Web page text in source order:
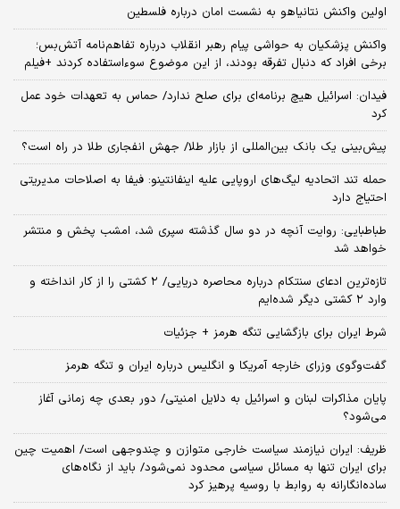
اولین واکنش نتانیاهو به نشست امان درباره فلسطین
واکنش پزشکیان به حواشی پیام رهبر انقلاب درباره تفاهم‌نامه آتش‌بس؛
برخی افراد که دنبال تفرقه بودند، از این موضوع سوءاستفاده کردند +فیلم
فیدان: اسرائیل هیچ برنامه‌ای برای صلح ندارد/ حماس به تعهدات خود عمل
کرد
پیش‌بینی یک بانک بین‌المللی از بازار طلا/ جهش انفجاری طلا در راه است؟
حمله تند اتحادیه لیگ‌های اروپایی علیه اینفانتینو: فیفا به اصلاحات مدیریتی
احتیاج دارد
طباطبایی: روایت آنچه در دو سال گذشته سپری شد، امشب پخش و منتشر
خواهد شد
تازه‌ترین ادعای سنتکام درباره محاصره دریایی/ ۲ کشتی را از کار انداخته و
وارد ۲ کشتی دیگر شده‌ایم
شرط ایران برای بازگشایی تنگه هرمز + جزئیات
گفت‌وگوی وزرای خارجه آمریکا و انگلیس درباره ایران و تنگه هرمز
پایان مذاکرات لبنان و اسرائیل به دلایل امنیتی/ دور بعدی چه زمانی آغاز
می‌شود؟
ظریف: ایران نیازمند سیاست خارجی متوازن و چندوجهی است/ اهمیت چین
برای ایران تنها به مسائل سیاسی محدود نمی‌شود/ باید از نگاه‌های
ساده‌انگارانه به روابط با روسیه پرهیز کرد